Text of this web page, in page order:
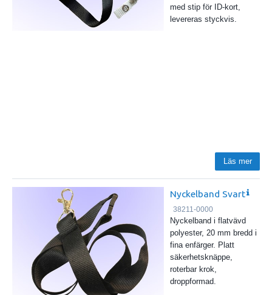
med stip för ID-kort,
levereras styckvis.
Läs mer
Nyckelband Svart
38211-0000
Nyckelband i flatvävd
polyester, 20 mm bredd i
fina enfärger. Platt
säkerhetsknäppe,
roterbar krok,
droppformad.